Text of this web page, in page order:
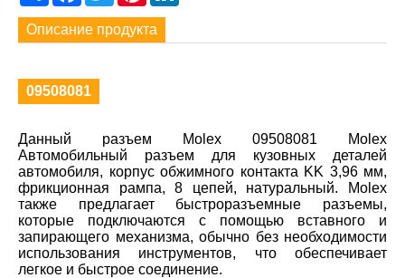
Описание продукта
09508081
Данный разъем Molex 09508081 Molex
Автомобильный разъем для кузовных деталей
автомобиля, корпус обжимного контакта KK 3,96 мм,
фрикционная рампа, 8 цепей, натуральный. Molex
также предлагает быстроразъемные разъемы,
которые подключаются с помощью вставного и
запирающего механизма, обычно без необходимости
использования инструментов, что обеспечивает
легкое и быстрое соединение.